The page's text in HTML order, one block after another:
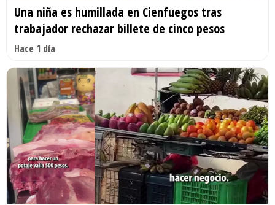
Una niña es humillada en Cienfuegos tras
trabajador rechazar billete de cinco pesos
Hace 1 día